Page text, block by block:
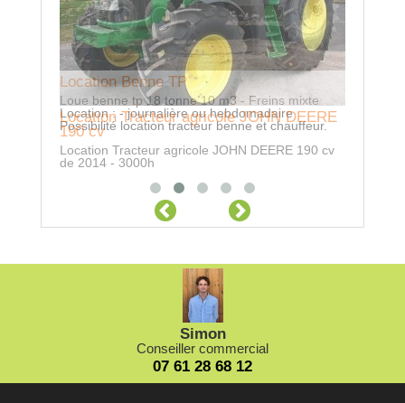
Location Tracteur agricole JOHN DEERE
190 cv
Location Tracteur agricole JOHN DEERE 190 cv
de 2014 - 3000h
Location Benne TP
Loue benne tp 18 tonne 10 m3 - Freins mixte
Location : - journalière ou hebdomadaire
Possibilité location tracteur benne et chauffeur.
Simon
Conseiller commercial
07 61 28 68 12